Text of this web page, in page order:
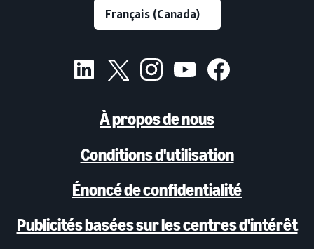
À propos de nous
Conditions d'utilisation
Énoncé de confidentialité
Publicités basées sur les centres d'intérêt